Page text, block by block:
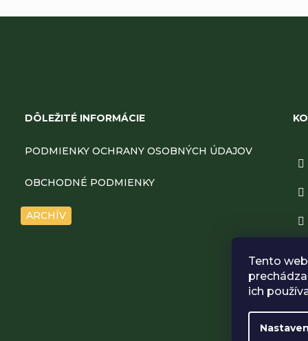
Tento
ich
DÔLEŽITÉ INFORMÁCIE
PODMIENKY OCHRANY OSOBNÝCH ÚDAJOV
OBCHODNÉ PODMIENKY
ARCHÍV